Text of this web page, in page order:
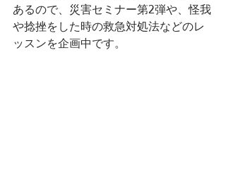
あるので、災害セミナー第2弾や、怪我
や捻挫をした時の救急対処法などのレ
ッスンを企画中です。